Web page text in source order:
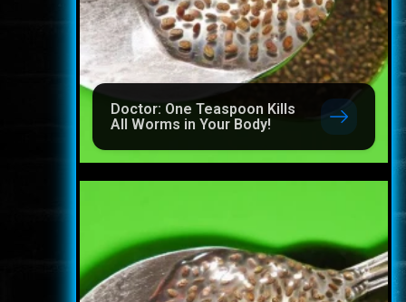
Doctor: One Teaspoon Kills
All Worms in Your Body!